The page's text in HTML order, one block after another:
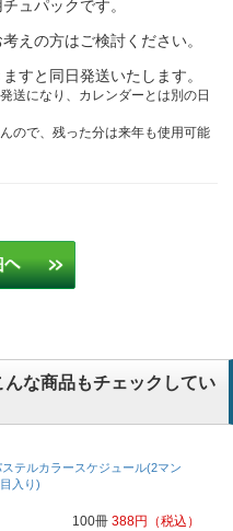
ュパックです。
えの方はご検討ください。
すと同日発送いたします。
送になり、カレンダーとは別の日
ので、残った分は来年も使用可能
な商品もチェックしてい
テルカラースケジュール(2マン
入り)
100冊 388円 （税込）